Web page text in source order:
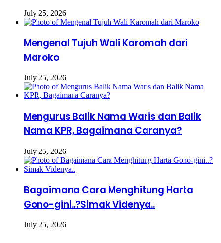
July 25, 2026
Mengenal Tujuh Wali Karomah dari
Maroko
July 25, 2026
Mengurus Balik Nama Waris dan Balik
Nama KPR, Bagaimana Caranya?
July 25, 2026
Bagaimana Cara Menghitung Harta
Gono-gini..?Simak Videnya..
July 25, 2026